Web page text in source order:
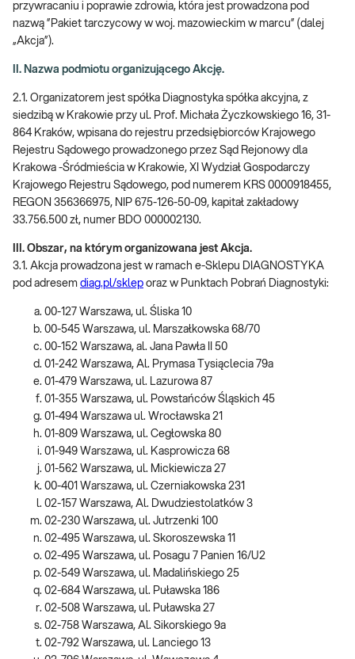
przywracaniu i poprawie zdrowia, która jest prowadzona pod
nazwą ”Pakiet tarczycowy w woj. mazowieckim w marcu” (dalej
„Akcja”).
II. Nazwa podmiotu organizującego Akcję.
2.1. Organizatorem jest spółka Diagnostyka spółka akcyjna, z
siedzibą w Krakowie przy ul. Prof. Michała Życzkowskiego 16, 31-
864 Kraków, wpisana do rejestru przedsiębiorców Krajowego
Rejestru Sądowego prowadzonego przez Sąd Rejonowy dla
Krakowa -Śródmieścia w Krakowie, XI Wydział Gospodarczy
Krajowego Rejestru Sądowego, pod numerem KRS 0000918455,
REGON 356366975, NIP 675-126-50-09, kapitał zakładowy
33.756.500 zł, numer BDO 000002130.
III. Obszar, na którym organizowana jest Akcja.
3.1. Akcja prowadzona jest w ramach e-Sklepu DIAGNOSTYKA
pod adresem diag.pl/sklep oraz w Punktach Pobrań Diagnostyki:
00-127 Warszawa, ul. Śliska 10
00-545 Warszawa, ul. Marszałkowska 68/70
00-152 Warszawa, al. Jana Pawła II 50
01-242 Warszawa, Al. Prymasa Tysiąclecia 79a
01-479 Warszawa, ul. Lazurowa 87
01-355 Warszawa, ul. Powstańców Śląskich 45
01-494 Warszawa ul. Wrocławska 21
01-809 Warszawa, ul. Cegłowska 80
01-949 Warszawa, ul. Kasprowicza 68
01-562 Warszawa, ul. Mickiewicza 27
00-401 Warszawa, ul. Czerniakowska 231
02-157 Warszawa, Al. Dwudziestolatków 3
02-230 Warszawa, ul. Jutrzenki 100
02-495 Warszawa, ul. Skoroszewska 11
02-495 Warszawa, ul. Posagu 7 Panien 16/U2
02-549 Warszawa, ul. Madalińskiego 25
02-684 Warszawa, ul. Puławska 186
02-508 Warszawa, ul. Puławska 27
02-758 Warszawa, Al. Sikorskiego 9a
02-792 Warszawa, ul. Lanciego 13